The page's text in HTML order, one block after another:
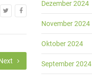
Dezember 2024
November 2024
Oktober 2024
September 2024